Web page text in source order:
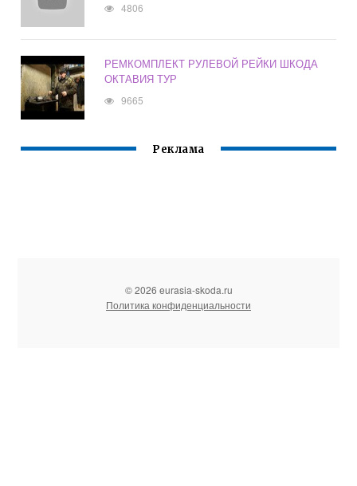
4806
РЕМКОМПЛЕКТ РУЛЕВОЙ РЕЙКИ ШКОДА
ОКТАВИЯ ТУР
9665
Реклама
© 2026 eurasia-skoda.ru
Политика конфиденциальности